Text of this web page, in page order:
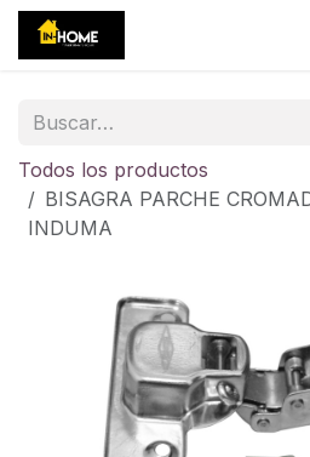
Ir al contenido
Todos los productos
BISAGRA PARCHE
INDUMA